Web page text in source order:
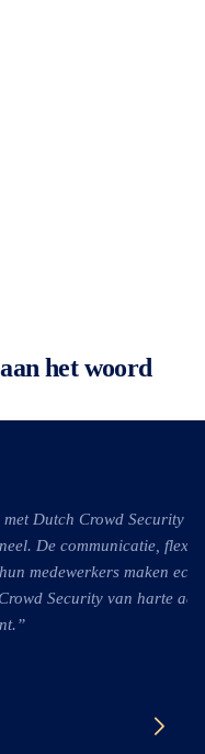
het woord
verloopt altijd
flexibiliteit en
echt het verschil.
harte aan en treden